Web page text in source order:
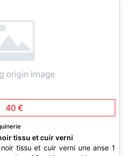
40 €
tissu et cuir verni
tissu et cuir verni une anse 1